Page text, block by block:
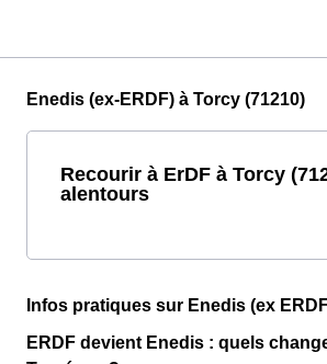
Enedis (ex-ERDF) à Torcy (71210)
Recourir à ErDF à Torcy
alentours
Infos pratiques sur Enedis (ex
ERDF devient Enedis : quels